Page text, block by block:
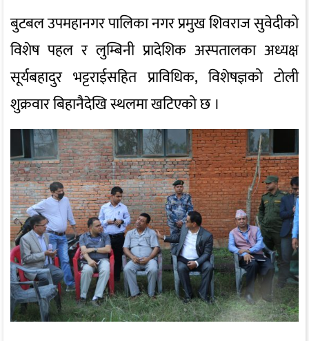
बुटबल उपमहानगर पालिका नगर प्रमुख शिवराज सुवेदीको
विशेष पहल र लुम्बिनी प्रादेशिक अस्पतालका अध्यक्ष
सूर्यबहादुर भट्टराईसहित प्राविधिक, विशेषज्ञको टोली
शुक्रवार बिहानैदेखि स्थलमा खटिएको छ ।